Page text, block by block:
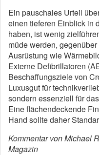
Ein pauschales Urteil
einen tieferen Einblick in
haben, ist wenig
müde werden,
Ausrüstung wie
Externe Defibrillatoren
Beschaffungsziele von
Luxusgut für
sondern essenziell für
Eine flächendeckende
Hand sollte daher
Kommentar von Michael
Magazin